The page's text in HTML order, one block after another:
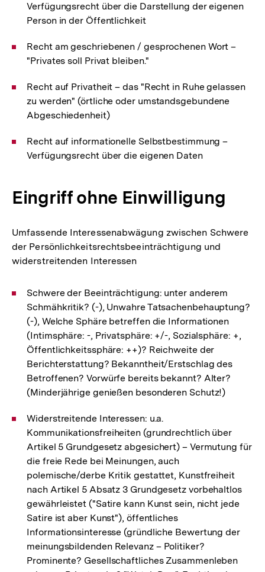
Verfügungsrecht über die Darstellung der eigenen
Person in der Öffentlichkeit
Recht am geschriebenen / gesprochenen Wort –
"Privates soll Privat bleiben."
Recht auf Privatheit – das "Recht in Ruhe gelassen
zu werden" (örtliche oder umstandsgebundene
Abgeschiedenheit)
Recht auf informationelle Selbstbestimmung –
Verfügungsrecht über die eigenen Daten
Eingriff ohne Einwilligung
Umfassende Interessenabwägung zwischen Schwere
der Persönlichkeitsrechtsbeeinträchtigung und
widerstreitenden Interessen
Schwere der Beeinträchtigung: unter anderem
Schmähkritik? (-), Unwahre Tatsachenbehauptung?
(-), Welche Sphäre betreffen die Informationen
(Intimsphäre: -, Privatsphäre: +/-, Sozialsphäre: +,
Öffentlichkeitssphäre: ++)? Reichweite der
Berichterstattung? Bekanntheit/Erstschlag des
Betroffenen? Vorwürfe bereits bekannt? Alter?
(Minderjährige genießen besonderen Schutz!)
Widerstreitende Interessen: u.a.
Kommunikationsfreiheiten (grundrechtlich über
Artikel 5 Grundgesetz abgesichert) – Vermutung für
die freie Rede bei Meinungen, auch
polemische/derbe Kritik gestattet, Kunstfreiheit
nach Artikel 5 Absatz 3 Grundgesetz vorbehaltlos
gewährleistet ("Satire kann Kunst sein, nicht jede
Satire ist aber Kunst"), öffentliches
Informationsinteresse (gründliche Bewertung der
meinungsbildenden Relevanz – Politiker?
Prominente? Gesellschaftliches Zusammenleben